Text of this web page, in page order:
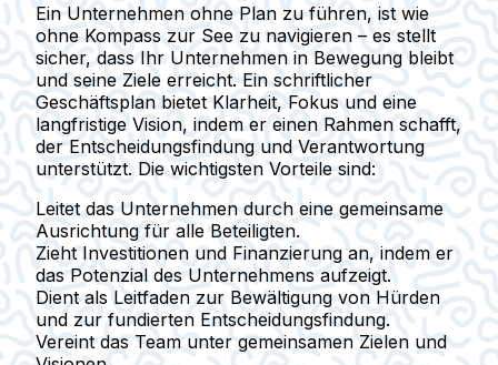
Ein Unternehmen ohne Plan zu führen, ist wie
ohne Kompass zur See zu navigieren – es stellt
sicher, dass Ihr Unternehmen in Bewegung bleibt
und seine Ziele erreicht. Ein schriftlicher
Geschäftsplan bietet Klarheit, Fokus und eine
langfristige Vision, indem er einen Rahmen schafft,
der Entscheidungsfindung und Verantwortung
unterstützt. Die wichtigsten Vorteile sind:
Leitet das Unternehmen durch eine gemeinsame
Ausrichtung für alle Beteiligten.
Zieht Investitionen und Finanzierung an, indem er
das Potenzial des Unternehmens aufzeigt.
Dient als Leitfaden zur Bewältigung von Hürden
und zur fundierten Entscheidungsfindung.
Vereint das Team unter gemeinsamen Zielen und